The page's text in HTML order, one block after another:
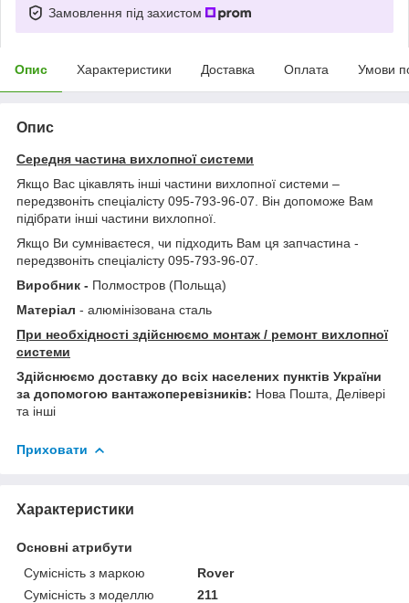
Замовлення під захистом
Опис Характеристики Доставка Оплата Умови
Опис
Середня частина вихлопної системи
Якщо Вас цікавлять інші частини вихлопної системи –
передзвоніть спеціалісту 095-793-96-07. Він допоможе Вам
підібрати інші частини вихлопної.
Якщо Ви сумніваєтеся, чи підходить Вам ця запчастина -
передзвоніть спеціалісту 095-793-96-07.
Виробник - Полмостров (Польща)
Матеріал - алюмінізована сталь
При необхідності здійснюємо монтаж / ремонт вихлопної
системи
Здійснюємо доставку до всіх населених пунктів України
за допомогою вантажоперевізників: Нова Пошта, Делівері
та інші
Приховати
Характеристики
Основні атрибути
Сумісність з маркою
Rover
Сумісність з моделлю
211